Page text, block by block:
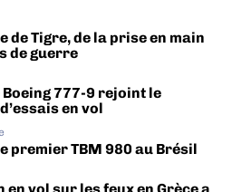
de Tigre, de la prise en main
de guerre
Boeing 777-9 rejoint le
en vol
premier TBM 980 au Brésil